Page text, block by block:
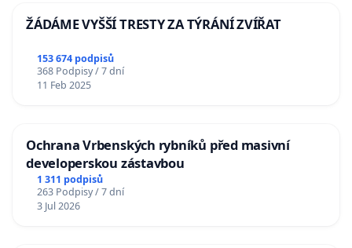
ŽÁDÁME VYŠŠÍ TRESTY ZA TÝRÁNÍ ZVÍŘAT
153 674 podpisů
368 Podpisy / 7 dní
11 Feb 2025
Ochrana Vrbenských rybníků před masivní
developerskou zástavbou
1 311 podpisů
263 Podpisy / 7 dní
3 Jul 2026